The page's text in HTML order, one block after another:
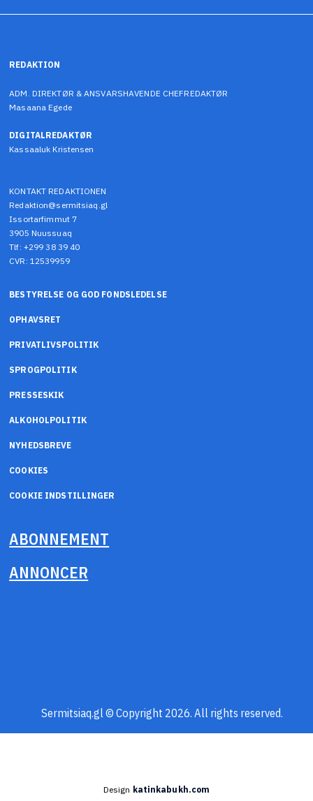
REDAKTION
ADM. DIREKTØR & ANSVARSHAVENDE CHEFREDAKTØR
Masaana Egede
DIGITALREDAKTØR
Kassaaluk Kristensen
KONTAKT REDAKTIONEN
Redaktion@sermitsiaq.gl
Issortarfimmut 7
3905 Nuussuaq
Tlf: +299 38 39 40
CVR: 12539959
BESTYRELSE OG GOD FONDSLEDELSE
OPHAVSRET
PRIVATLIVSPOLITIK
SPROGPOLITIK
PRESSESKIK
ALKOHOLPOLITIK
NYHEDSBREVE
COOKIES
COOKIE INDSTILLINGER
ABONNEMENT
ANNONCER
Sermitsiaq.gl © Copyright 2026. All rights reserved.
Design katinkabukh.com